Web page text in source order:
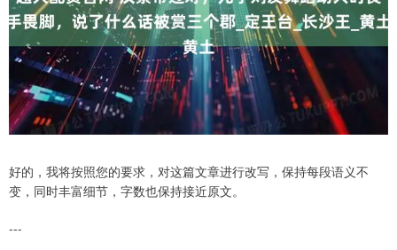
好的，我将按照您的要求，对这篇文章进行改写，保持每段语义不
变，同时丰富细节，字数也保持接近原文。
---